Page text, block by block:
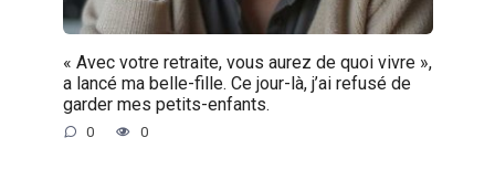
« Avec votre retraite, vous aurez de quoi vivre »,
a lancé ma belle-fille. Ce jour-là, j’ai refusé de
garder mes petits-enfants.
0 0